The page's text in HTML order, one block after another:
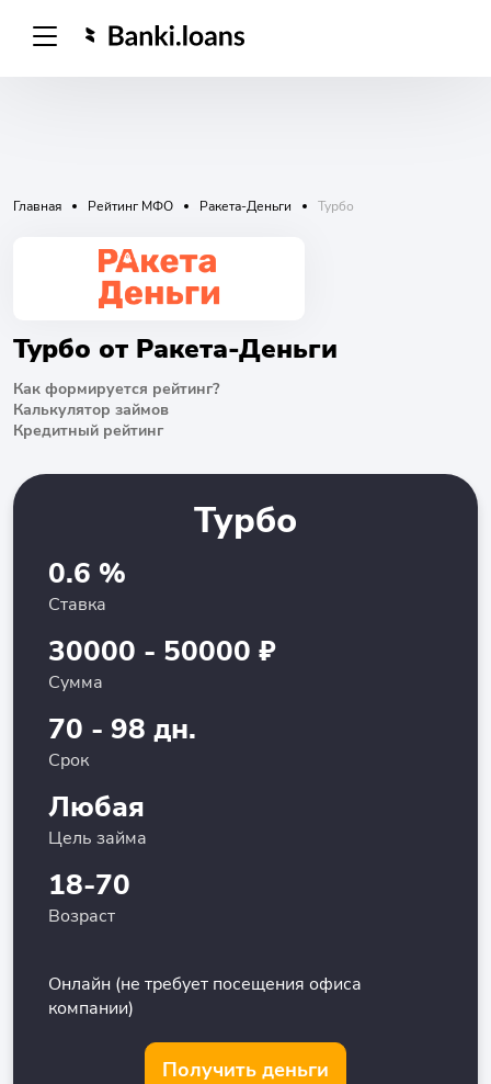
Главная Рейтинг МФО Ракета-Деньги Турбо
Турбо от Ракета-Деньги
Как формируется рейтинг?
Калькулятор займов
Кредитный рейтинг
Турбо
0.6 %
Ставка
30000 - 50000 ₽
Сумма
70 - 98 дн.
Срок
Любая
Цель займа
18-70
Возраст
Онлайн (не требует посещения офиса
компании)
Получить деньги